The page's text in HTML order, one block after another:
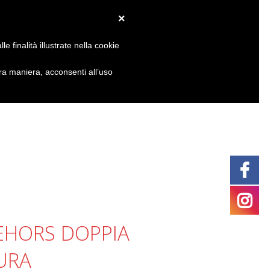
DOPPIA
×
finalità illustrate nella cookie
maniera, acconsenti all’uso